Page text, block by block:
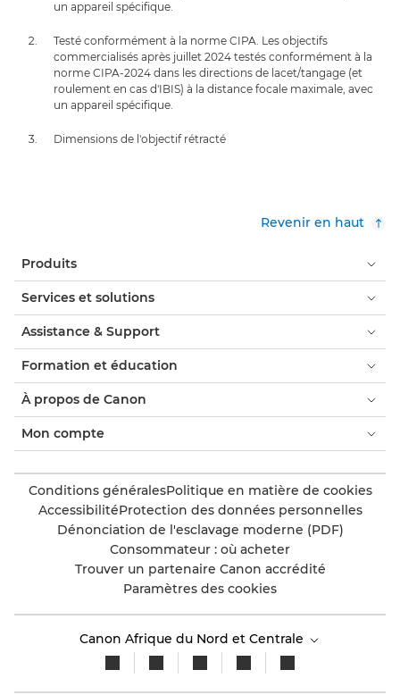
un appareil spécifique.
Testé conformément à la norme CIPA. Les objectifs
commercialisés après juillet 2024 testés conformément à la
norme CIPA-2024 dans les directions de lacet/tangage (et
roulement en cas d'IBIS) à la distance focale maximale, avec
un appareil spécifique.
Dimensions de l'objectif rétracté
Revenir en haut
Produits
Services et solutions
Assistance & Support
Formation et éducation
À propos de Canon
Mon compte
Conditions généralesPolitique en matière de cookies
AccessibilitéProtection des données personnelles
Dénonciation de l'esclavage moderne (PDF)
Consommateur : où acheter
Trouver un partenaire Canon accrédité
Paramètres des cookies
Canon Afrique du Nord et Centrale